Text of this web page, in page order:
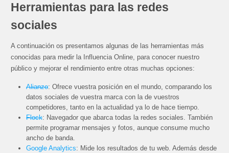
Herramientas para las redes
sociales
A continuación os presentamos algunas de las herramientas más
conocidas para medir la Influencia Online, para conocer nuestro
público y mejorar el rendimiento entre otras muchas opciones:
Alianzo: Ofrece vuestra posición en el mundo, comparando los
datos sociales de vuestra marca con la de vuestros
competidores, tanto en la actualidad ya lo de hace tiempo.
Flock: Navegador que abarca todas la redes sociales. También
permite programar mensajes y fotos, aunque consume mucho
ancho de banda.
Google Analytics: Mide los resultados de tu web. Además desde